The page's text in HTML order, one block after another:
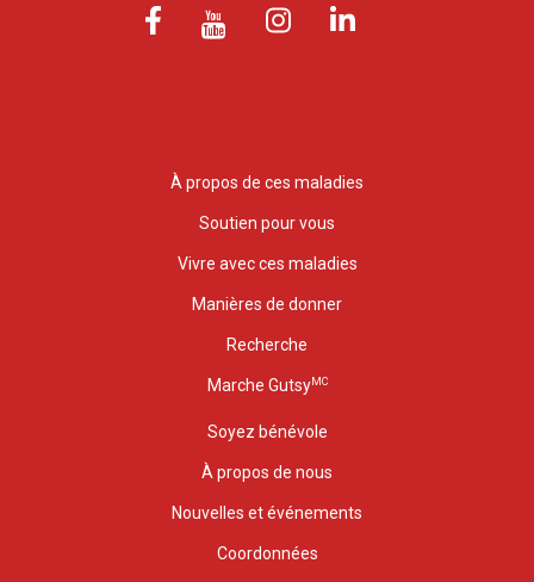
À propos de ces maladies
Soutien pour vous
Vivre avec ces maladies
Manières de donner
Recherche
Marche GutsyMC
Soyez bénévole
À propos de nous
Nouvelles et événements
Coordonnées